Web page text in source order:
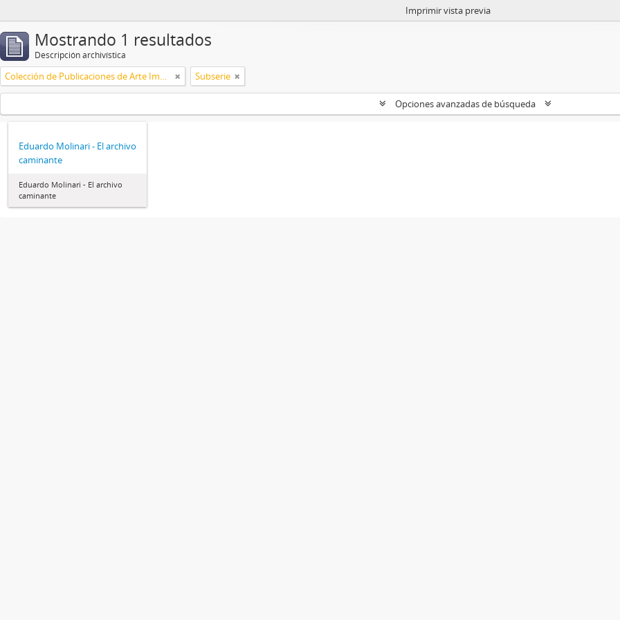
Imprimir vista previa
Mostrando 1 resultados
Descripción archivística
Colección de Publicaciones de Arte Impreso Subserie
Opciones avanzadas de búsqueda
Eduardo Molinari - El archivo
caminante
Eduardo Molinari - El archivo
caminante